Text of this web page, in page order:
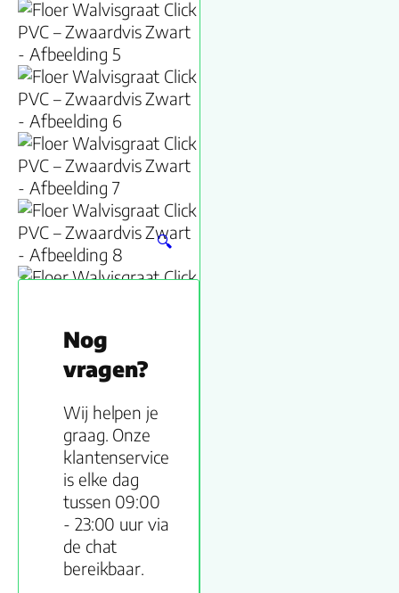
🔍
Nog
vragen?
Wij helpen je
graag. Onze
klantenservice
is elke dag
tussen 09:00
- 23:00 uur via
de chat
bereikbaar.